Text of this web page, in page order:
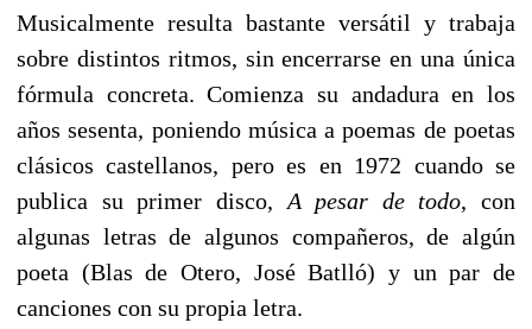
Musicalmente resulta bastante versátil y trabaja
sobre distintos ritmos, sin encerrarse en una única
fórmula concreta. Comienza su andadura en los
años sesenta, poniendo música a poemas de poetas
clásicos castellanos, pero es en 1972 cuando se
publica su primer disco, A pesar de todo, con
algunas letras de algunos compañeros, de algún
poeta (Blas de Otero, José Batlló) y un par de
canciones con su propia letra.